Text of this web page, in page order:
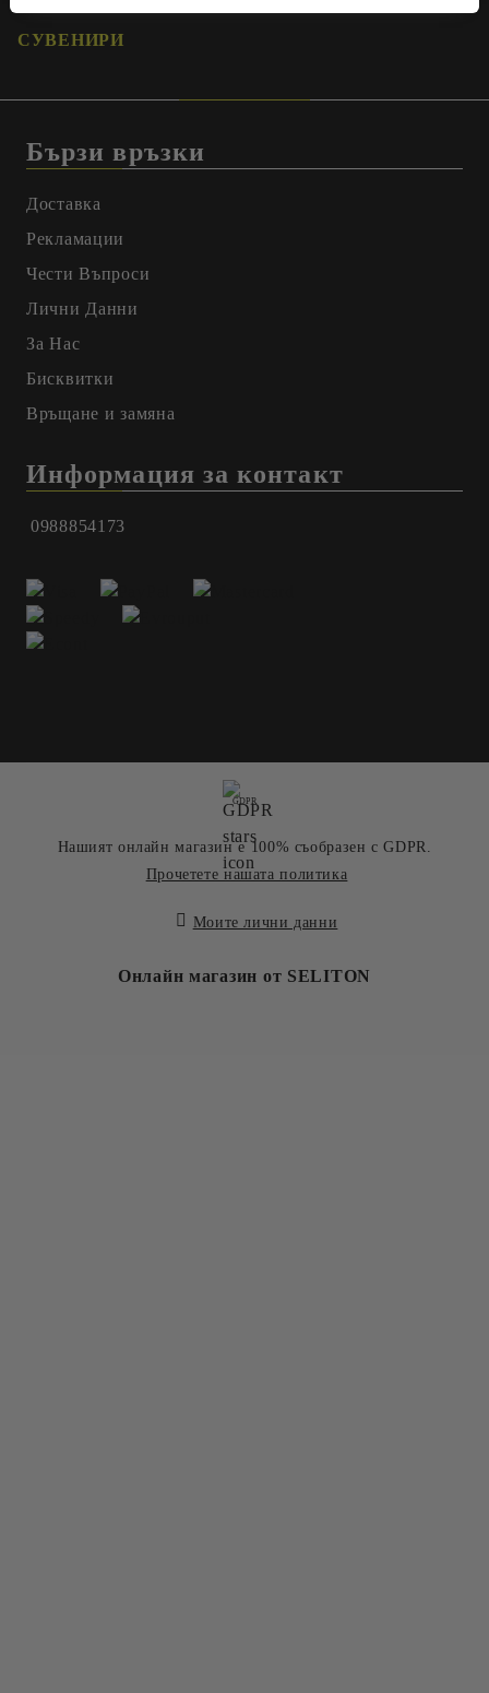
СУВЕНИРИ
Бързи връзки
Доставка
Рекламации
Чести Въпроси
Лични Данни
За Нас
Бисквитки
Връщане и замяна
Информация за контакт
0988854173
GDPR
Нашият онлайн магазин е 100% съобразен с GDPR.
Прочетете нашата политика
Моите лични данни
Онлайн магазин от SELITON